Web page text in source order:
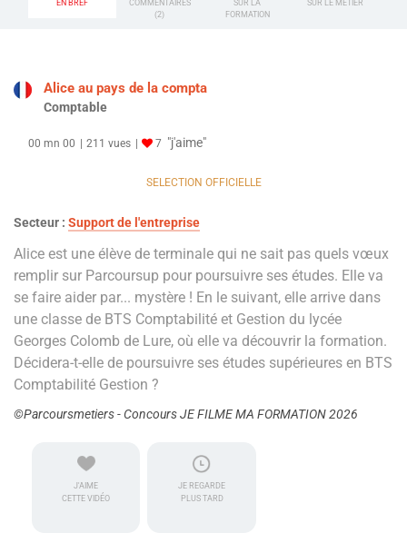
EN BREF
COMMENTAIRES
(2)
SUR LA
FORMATION
SUR LE MÉTIER
Alice au pays de la compta
Comptable
00 mn 00 211 vues 7 "j'aime"
SELECTION OFFICIELLE
Secteur : Support de l'entreprise
Alice est une élève de terminale qui ne sait pas quels vœux
remplir sur Parcoursup pour poursuivre ses études. Elle va
se faire aider par... mystère ! En le suivant, elle arrive dans
une classe de BTS Comptabilité et Gestion du lycée
Georges Colomb de Lure, où elle va découvrir la formation.
Décidera-t-elle de poursuivre ses études supérieures en BTS
Comptabilité Gestion ?
©Parcoursmetiers - Concours JE FILME MA FORMATION 2026
J'AIME
CETTE VIDÉO
JE REGARDE
PLUS TARD